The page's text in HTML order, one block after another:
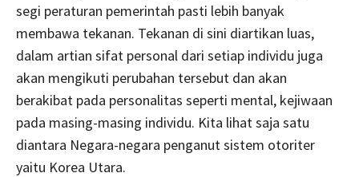
segi peraturan pemerintah pasti lebih banyak
membawa tekanan. Tekanan di sini diartikan luas,
dalam artian sifat personal dari setiap individu juga
akan mengikuti perubahan tersebut dan akan
berakibat pada personalitas seperti mental, kejiwaan
pada masing-masing individu. Kita lihat saja satu
diantara Negara-negara penganut sistem otoriter
yaitu Korea Utara.